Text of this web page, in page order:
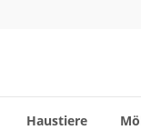
Haustiere